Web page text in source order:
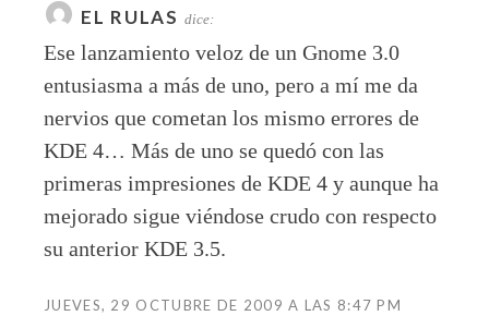
EL RULAS dice:
Ese lanzamiento veloz de un Gnome 3.0
entusiasma a más de uno, pero a mí me da
nervios que cometan los mismo errores de
KDE 4… Más de uno se quedó con las
primeras impresiones de KDE 4 y aunque ha
mejorado sigue viéndose crudo con respecto
su anterior KDE 3.5.
JUEVES, 29 OCTUBRE DE 2009 A LAS 8:47 PM